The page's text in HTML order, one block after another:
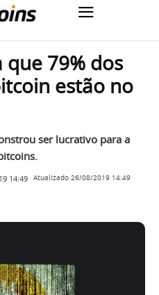
que 79% dos
estão no
ser lucrativo para a
14:49 Atualizado 26/08/2019 14:49